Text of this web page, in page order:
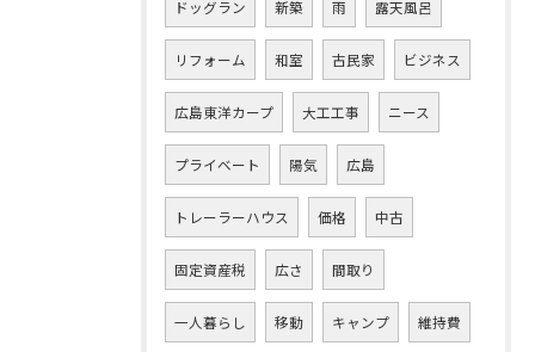
ドッグラン 新築 雨 露天風呂
リフォーム 和室 古民家 ビジネス
広島東洋カープ 大工工事 ニース
プライベート 陽気 広島
トレーラーハウス 価格 中古
固定資産税 広さ 間取り
一人暮らし 移動 キャンプ 維持費